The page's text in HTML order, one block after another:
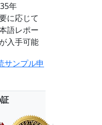
年
に応じて
語レポー
入手可能
サンプル申